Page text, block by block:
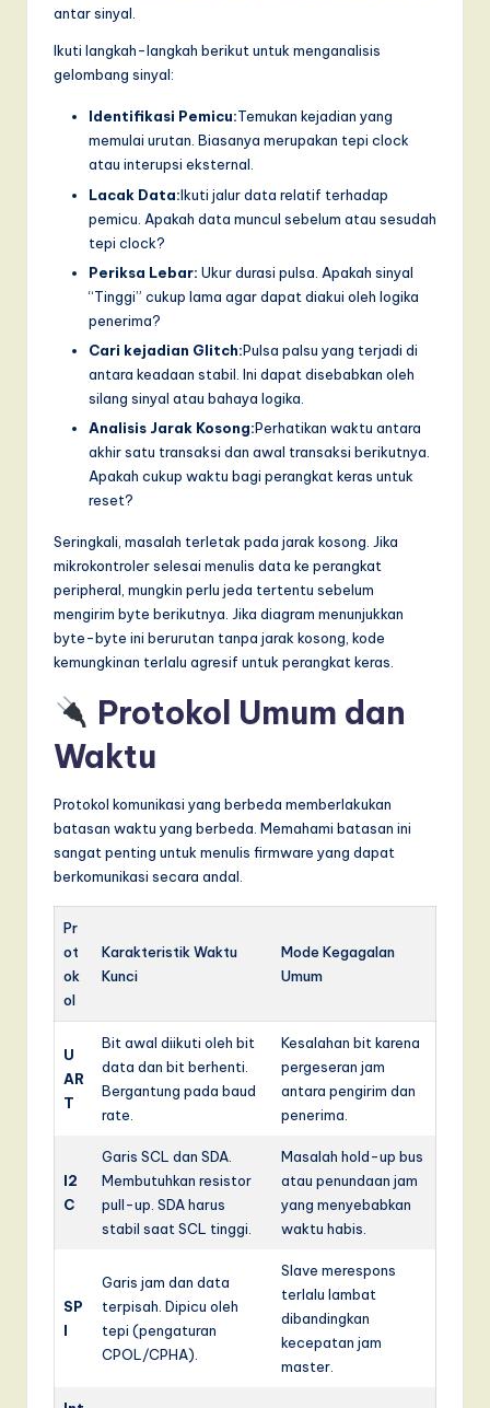
antar sinyal.
Ikuti langkah-langkah berikut untuk menganalisis
gelombang sinyal:
Identifikasi Pemicu:Temukan kejadian yang
memulai urutan. Biasanya merupakan tepi clock
atau interupsi eksternal.
Lacak Data:Ikuti jalur data relatif terhadap
pemicu. Apakah data muncul sebelum atau sesudah
tepi clock?
Periksa Lebar: Ukur durasi pulsa. Apakah sinyal
“Tinggi” cukup lama agar dapat diakui oleh logika
penerima?
Cari kejadian Glitch:Pulsa palsu yang terjadi di
antara keadaan stabil. Ini dapat disebabkan oleh
silang sinyal atau bahaya logika.
Analisis Jarak Kosong:Perhatikan waktu antara
akhir satu transaksi dan awal transaksi berikutnya.
Apakah cukup waktu bagi perangkat keras untuk
reset?
Seringkali, masalah terletak pada jarak kosong. Jika
mikrokontroler selesai menulis data ke perangkat
peripheral, mungkin perlu jeda tertentu sebelum
mengirim byte berikutnya. Jika diagram menunjukkan
byte-byte ini berurutan tanpa jarak kosong, kode
kemungkinan terlalu agresif untuk perangkat keras.
Protokol Umum dan
Waktu
Protokol komunikasi yang berbeda memberlakukan
batasan waktu yang berbeda. Memahami batasan ini
sangat penting untuk menulis firmware yang dapat
berkomunikasi secara andal.
Pr
ot
ok
ol
Karakteristik Waktu
Kunci
Mode Kegagalan
Umum
U
AR
T
Bit awal diikuti oleh bit
data dan bit berhenti.
Bergantung pada baud
rate.
Kesalahan bit karena
pergeseran jam
antara pengirim dan
penerima.
I2
C
Garis SCL dan SDA.
Membutuhkan resistor
pull-up. SDA harus
stabil saat SCL tinggi.
Masalah hold-up bus
atau penundaan jam
yang menyebabkan
waktu habis.
SP
I
Garis jam dan data
terpisah. Dipicu oleh
tepi (pengaturan
CPOL/CPHA).
Slave merespons
terlalu lambat
dibandingkan
kecepatan jam
master.